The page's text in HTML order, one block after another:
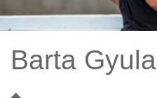
Barta Gyula